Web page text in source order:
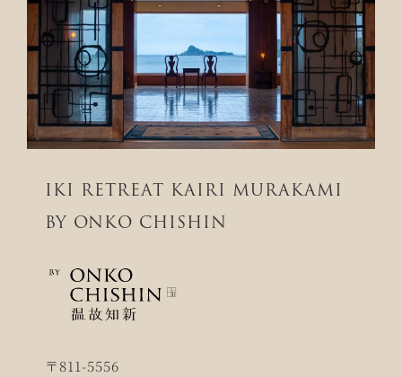
IKI RETREAT KAIRI MURAKAMI
BY ONKO CHISHIN
〒811-5556